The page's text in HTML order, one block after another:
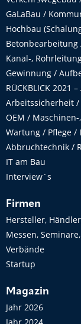
GaLaBau /
Hochbau
Betonbearbeitung
Kanal-,
Gewinnung /
RÜCKBLICK 2021
Arbeitssicherheit
OEM /
Wartung / Pflege
Abbruchtechnik /
IT am Bau
Interview´s
Firmen
Hersteller,
Messen,
Verbände
Startup
Magazin
Jahr 2026